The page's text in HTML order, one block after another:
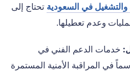
والتشغيل في السعودية تحتاج إلى
وعدم تعطيلها.
خدمات الدعم الفني في
في المراقبة الأمنية المستمرة